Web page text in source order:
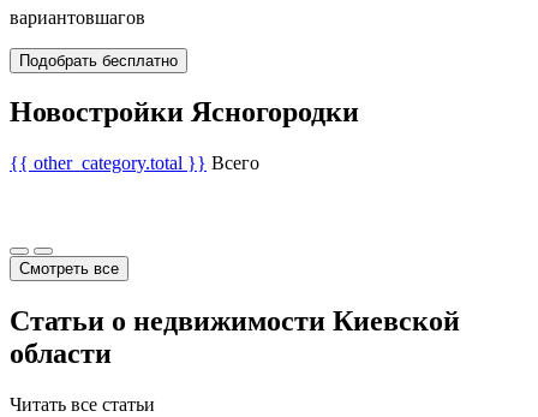
вариантовшагов
Подобрать бесплатно
Новостройки Ясногородки
{{ other_category.total }} Всего
Смотреть все
Статьи о недвижимости Киевской
области
Читать все статьи